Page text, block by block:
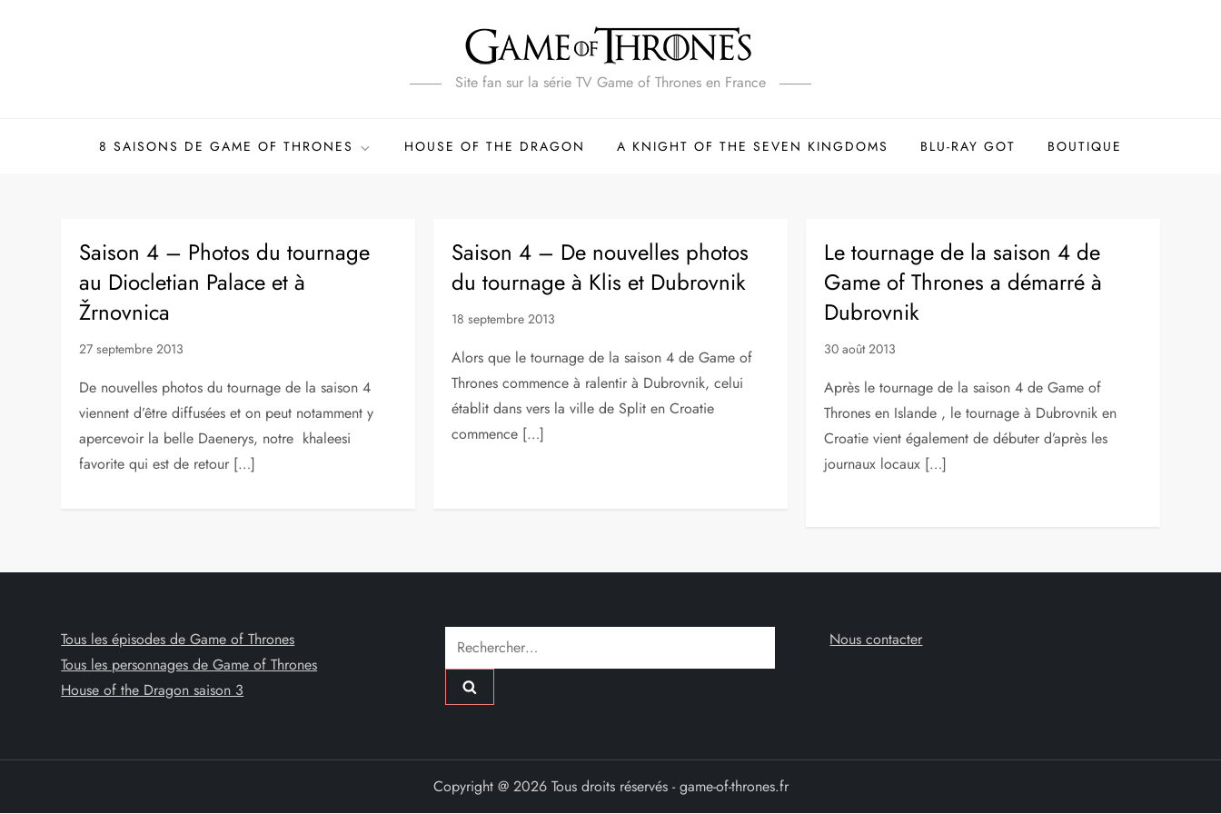
Site fan sur la série TV Game of Thrones en France
8 SAISONS DE GAME OF THRONES HOUSE OF THE DRAGON A KNIGHT OF THE SEVEN KINGDOMS BLU-RAY GOT BOUTIQUE
Saison 4 – Photos du tournage
au Diocletian Palace et à
Žrnovnica
27 septembre 2013
De nouvelles photos du tournage de la saison 4
viennent d’être diffusées et on peut notamment y
apercevoir la belle Daenerys, notre khaleesi
favorite qui est de retour […]
Saison 4 – De nouvelles photos
du tournage à Klis et Dubrovnik
18 septembre 2013
Alors que le tournage de la saison 4 de Game of
Thrones commence à ralentir à Dubrovnik, celui
établit dans vers la ville de Split en Croatie
commence […]
Le tournage de la saison 4 de
Game of Thrones a démarré à
Dubrovnik
30 août 2013
Après le tournage de la saison 4 de Game of
Thrones en Islande , le tournage à Dubrovnik en
Croatie vient également de débuter d’après les
journaux locaux […]
Tous les épisodes de Game of Thrones
Tous les personnages de Game of Thrones
House of the Dragon saison 3
Rechercher : Nous contacter
Copyright @ 2026 Tous droits réservés - game-of-thrones.fr